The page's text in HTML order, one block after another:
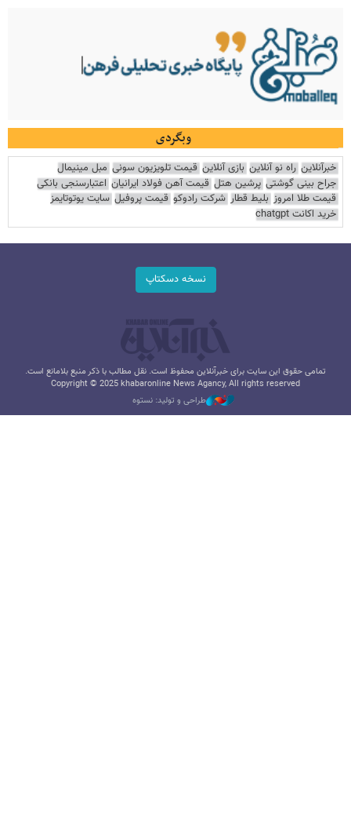
وبگردی
خبرآنلاین راه نو آنلاین بازی آنلاین قیمت تلویزیون سونی مبل مینیمال
جراح بینی گوشتی پرشین هتل قیمت آهن فولاد ایرانیان اعتبارسنجی بانکی
قیمت طلا امروز بلیط قطار شرکت رادوکو قیمت پروفیل سایت یوتوتایمز
خرید اکانت chatgpt
نسخه دسکتاپ
تمامی حقوق این سایت برای خبرآنلاین محفوظ است. نقل مطالب با ذکر منبع بلامانع است.
Copyright © 2025 khabaronline News Agancy, All rights reserved
طراحی و تولید: نستوه